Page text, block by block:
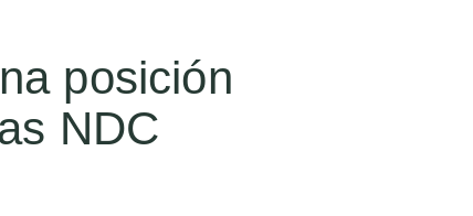
posición
NDC